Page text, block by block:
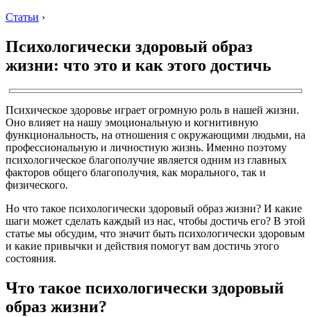
Статьи ›
Психологически здоровый образ
жизни: что это и как этого достичь
Психическое здоровье играет огромную роль в нашей жизни.
Оно влияет на нашу эмоциональную и когнитивную
функциональность, на отношения с окружающими людьми, на
профессиональную и личностную жизнь. Именно поэтому
психологическое благополучие является одним из главных
факторов общего благополучия, как морального, так и
физического.
Но что такое психологически здоровый образ жизни? И какие
шаги может сделать каждый из нас, чтобы достичь его? В этой
статье мы обсудим, что значит быть психологически здоровым
и какие привычки и действия помогут вам достичь этого
состояния.
Что такое психологически здоровый
образ жизни?